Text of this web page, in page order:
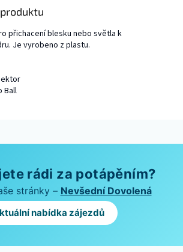
přichacení blesku nebo světla k
Je vyrobeno z plastu.
Ball
rádi za potápěním?
stránky – Nevšední Dovolená
nabídka zájezdů